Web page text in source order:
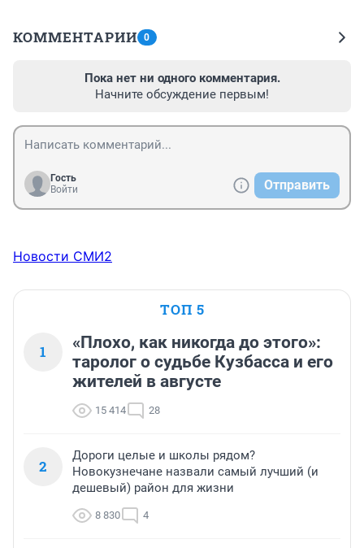
КОММЕНТАРИИ 0
Пока нет ни одного комментария.
Начните обсуждение первым!
Гость
Войти
Отправить
Новости СМИ2
ТОП 5
1
«Плохо, как никогда до этого»:
таролог о судьбе Кузбасса и его
жителей в августе
15 414 28
2
Дороги целые и школы рядом?
Новокузнечане назвали самый лучший (и
дешевый) район для жизни
8 830 4